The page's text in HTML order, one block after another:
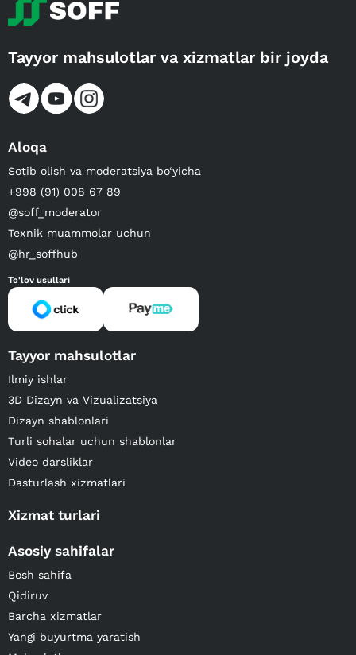
Tayyor mahsulotlar va xizmatlar bir joyda
Aloqa
Sotib olish va moderatsiya bo‘yicha
+998 (91) 008 67 89
@soff_moderator
Texnik muammolar uchun
@hr_soffhub
To'lov usullari
Tayyor mahsulotlar
Ilmiy ishlar
3D Dizayn va Vizualizatsiya
Dizayn shablonlari
Turli sohalar uchun shablonlar
Video darsliklar
Dasturlash xizmatlari
Xizmat turlari
Asosiy sahifalar
Bosh sahifa
Qidiruv
Barcha xizmatlar
Yangi buyurtma yaratish